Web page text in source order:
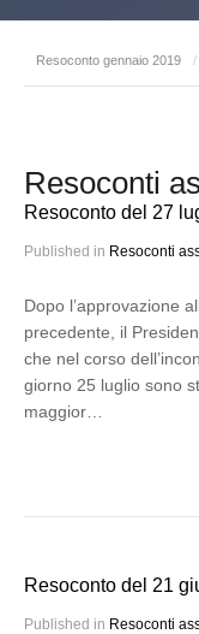
Resoconto gennaio 2019 /
Resoconti
Resoconto del 27
Published in Resoconti
Dopo l’approvazione
precedente, il
che nel corso
giorno 25 luglio sono
maggior…
Resoconto del 21
Published in Resoconti